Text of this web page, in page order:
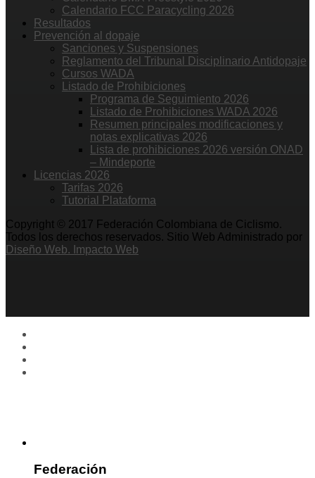
Calendario FCC Paracycling 2026
Resultados
Prevención al dopaje
Sanciones y Suspensiones
Reglamento del Tribunal Disciplinario Antidopaje
Cursos WADA
Listado de Prohibiciones
Programa de Seguimiento 2026
Listado de Prohibiciones WADA 2026
Resumen principales modificaciones y
notas explicativas 2026
Lista de prohibiciones 2026 versión ONAD
– Mindeporte
Licencias 2026
Tarifas 2026
Tutorial Plataforma
Copyright © 2017 Federación Colombiana de Ciclismo.
Todos los derechos reservados. Sitio Web Administrado por
Diseño Web. Impacto Web
Federación